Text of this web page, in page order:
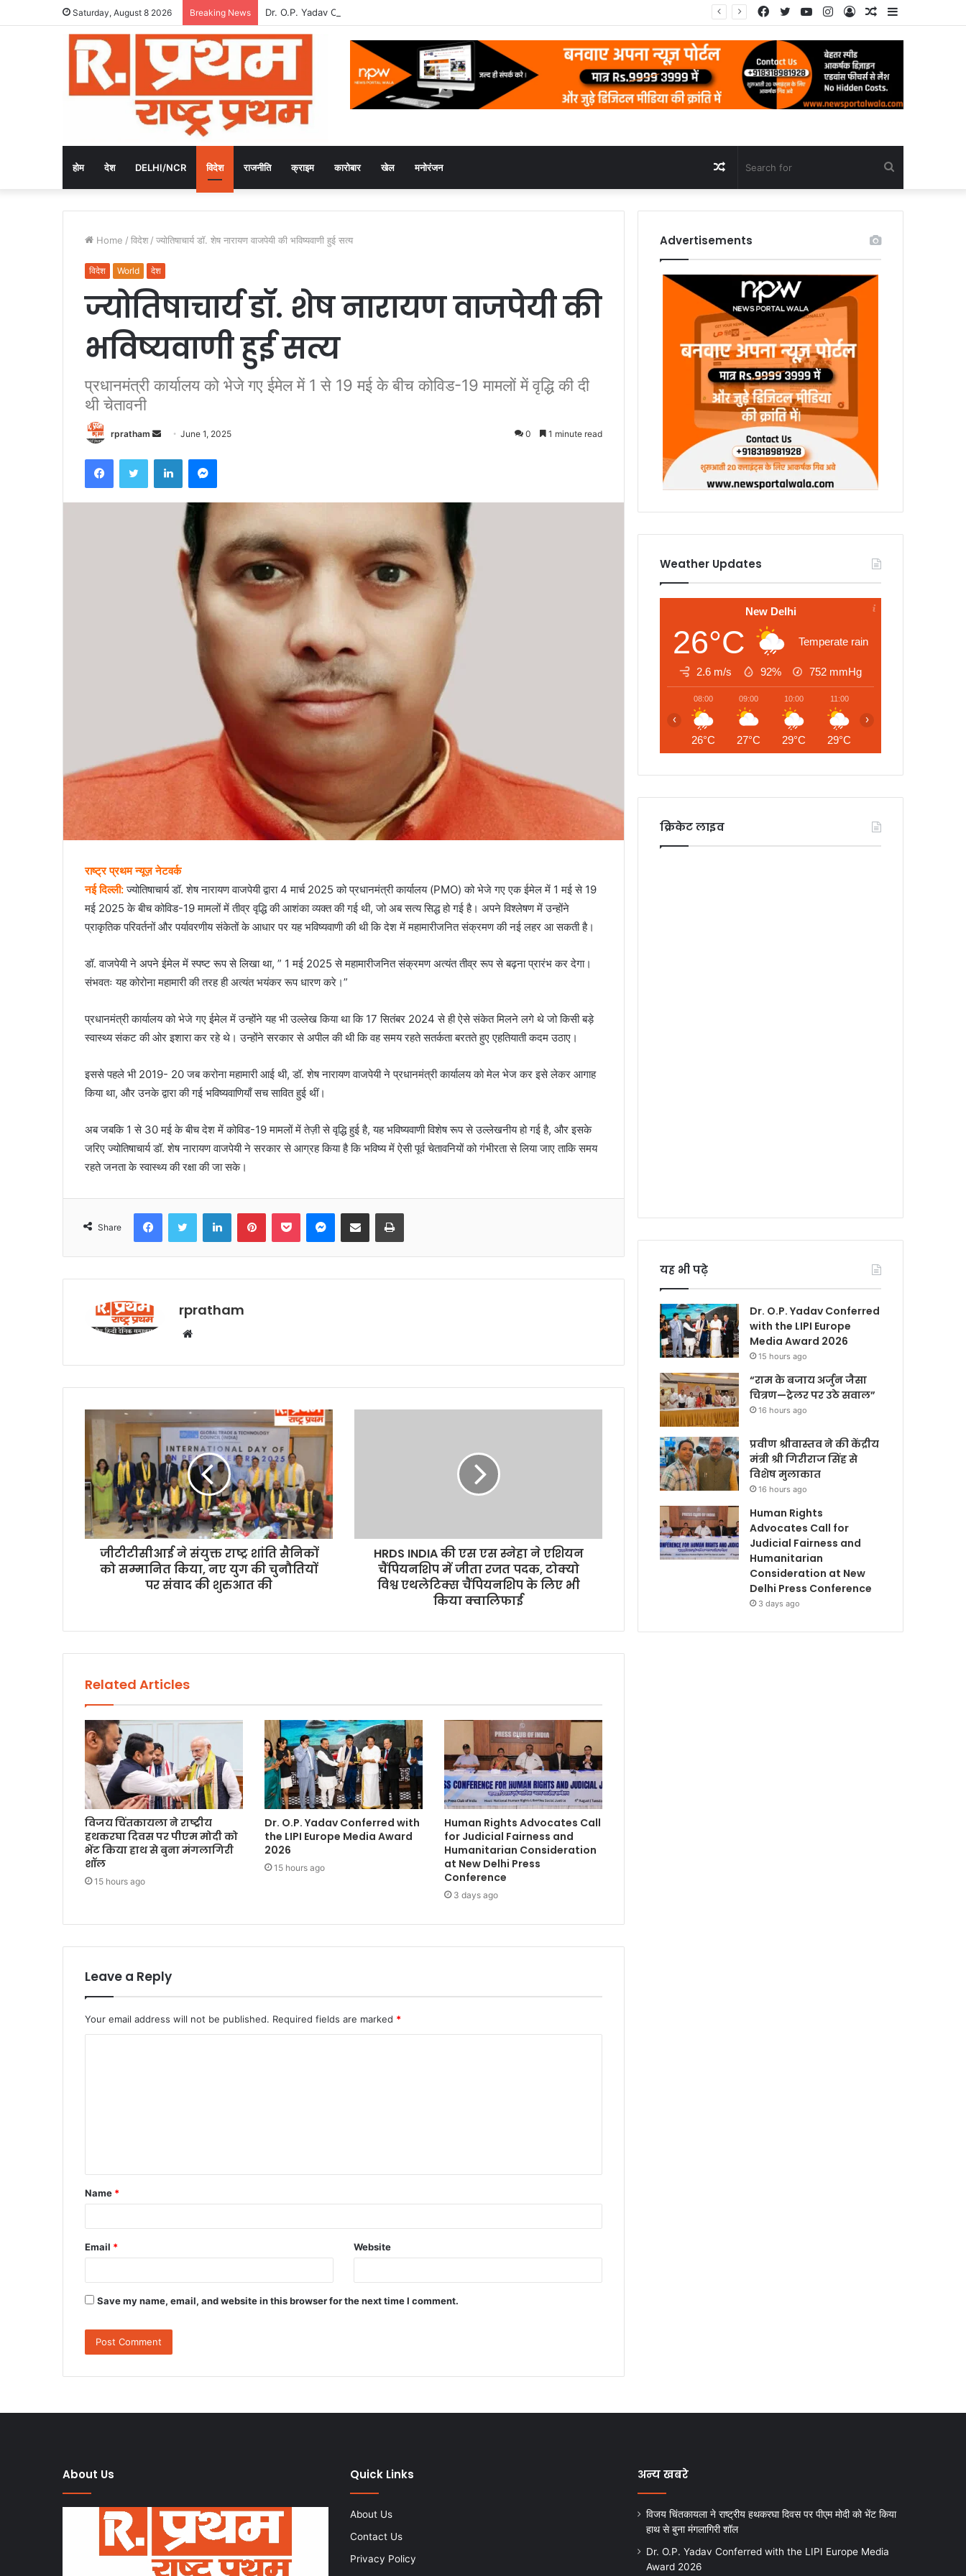
Saturday, August 8 2026 Breaking News Dr. O.P. Yadav Conferred with the LIPI Europe Media Award 2026
Random
Article
Log
In
Instagram
YouTube
Twitter
Facebook
होम देश DELHI/NCR विदेश राजनीति क्राइम कारोबार खेल मनोरंजन
for
Random
Article
Home / विदेश / ज्योतिषाचार्य डॉ. शेष नारायण वाजपेयी की भविष्यवाणी हुई सत्य
विदेश World देश
ज्योतिषाचार्य डॉ. शेष नारायण वाजपेयी की
भविष्यवाणी हुई सत्य
प्रधानमंत्री कार्यालय को भेजे गए ईमेल में 1 से 19 मई के बीच कोविड-19 मामलों में वृद्धि की दी
थी चेतावनी
rpratham
n
a
June 1, 2025 0 1 minute read
राष्ट्र प्रथम न्यूज़ नेटवर्क
नई दिल्ली:ज्योतिषाचार्य डॉ. शेष नारायण वाजपेयी द्वारा 4 मार्च 2025 को प्रधानमंत्री कार्यालय (PMO) को भेजे गए एक ईमेल में 1 मई से 19
मई 2025 के बीच कोविड-19 मामलों में तीव्र वृद्धि की आशंका व्यक्त की गई थी, जो अब सत्य सिद्ध हो गई है। अपने विश्लेषण में उन्होंने
प्राकृतिक परिवर्तनों और पर्यावरणीय संकेतों के आधार पर यह भविष्यवाणी की थी कि देश में महामारीजनित संक्रमण की नई लहर आ सकती है।
डॉ. वाजपेयी ने अपने ईमेल में स्पष्ट रूप से लिखा था, ” 1 मई 2025 से महामारीजनित संक्रमण अत्यंत तीव्र रूप से बढ़ना प्रारंभ कर देगा।
संभवतः यह कोरोना महामारी की तरह ही अत्यंत भयंकर रूप धारण करे।”
प्रधानमंत्री कार्यालय को भेजे गए ईमेल में उन्होंने यह भी उल्लेख किया था कि 17 सितंबर 2024 से ही ऐसे संकेत मिलने लगे थे जो किसी बड़े
स्वास्थ्य संकट की ओर इशारा कर रहे थे। उन्होंने सरकार से अपील की थी कि वह समय रहते सतर्कता बरतते हुए एहतियाती कदम उठाए।
इससे पहले भी 2019- 20 जब करोना महामारी आई थी, डॉ. शेष नारायण वाजपेयी ने प्रधानमंत्री कार्यालय को मेल भेज कर इसे लेकर आगाह
किया था, और उनके द्वारा की गई भविष्यवाणियाँ सच सावित हुई थीं।
अब जबकि 1 से 30 मई के बीच देश में कोविड-19 मामलों में तेज़ी से वृद्धि हुई है, यह भविष्यवाणी विशेष रूप से उल्लेखनीय हो गई है, और इसके
जरिए ज्योतिषाचार्य डॉ. शेष नारायण वाजपेयी ने सरकार से आग्रह किया है कि भविष्य में ऐसी पूर्व चेतावनियों को गंभीरता से लिया जाए ताकि समय
रहते जनता के स्वास्थ्य की रक्षा की जा सके।
Share
rpratham
b
s
t
e
जीटीटीसीआई ने संयुक्त राष्ट्र शांति सैनिकों
को सम्मानित किया, नए युग की चुनौतियों
पर संवाद की शुरुआत की
HRDS INDIA की एस एस स्नेहा ने एशियन
चैंपियनशिप में जीता रजत पदक, टोक्यो
विश्व एथलेटिक्स चैंपियनशिप के लिए भी
किया क्वालिफाई
Related Articles
विजय चिंतकायला ने राष्ट्रीय
हथकरघा दिवस पर पीएम मोदी को
भेंट किया हाथ से बुना मंगलागिरी
शॉल
15 hours ago
Dr. O.P. Yadav Conferred with
the LIPI Europe Media Award
2026
15 hours ago
Human Rights Advocates Call
for Judicial Fairness and
Humanitarian Consideration
at New Delhi Press
Conference
3 days ago
Leave a Reply
Your email address will not be published. Required fields are marked *
Name *
Email * Website
Save my name, email, and website in this browser for the next time I comment.
Advertisements
Weather Updates
New Delhi
26°C Temperate rain
2.6 m/s 92% 752 mmHg
08:00
26°C
09:00
27°C
10:00
29°C
11:00
29°C
‹ ›
क्रिकेट लाइव
यह भी पढ़े
Dr. O.P. Yadav Conferred
with the LIPI Europe
Media Award 2026
15 hours ago
“राम के बजाय अर्जुन जैसा
चित्रण—ट्रेलर पर उठे सवाल”
16 hours ago
प्रवीण श्रीवास्तव ने की केंद्रीय
मंत्री श्री गिरीराज सिंह से
विशेष मुलाकात
16 hours ago
Human Rights
Advocates Call for
Judicial Fairness and
Humanitarian
Consideration at New
Delhi Press Conference
3 days ago
About Us Quick Links
About Us
Contact Us
Privacy Policy
अन्य खबरे
विजय चिंतकायला ने राष्ट्रीय हथकरघा दिवस पर पीएम मोदी को भेंट किया
हाथ से बुना मंगलागिरी शॉल
Dr. O.P. Yadav Conferred with the LIPI Europe Media
Award 2026